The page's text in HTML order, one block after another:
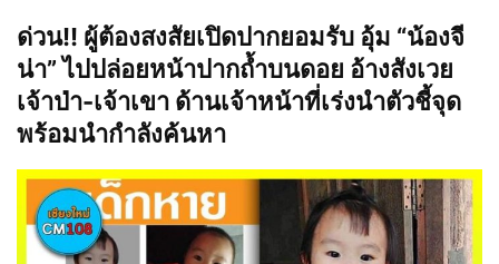
ด่วน!! ผู้ต้องสงสัยเปิดปากยอมรับ อุ้ม “น้องจี
น่า” ไปปล่อยหน้าปากถ้ำบนดอย อ้างสังเวย
เจ้าป่า-เจ้าเขา ด้านเจ้าหน้าที่เร่งนำตัวชี้จุด
พร้อมนำกำลังค้นหา